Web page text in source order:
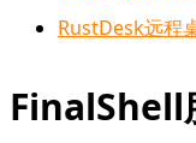
RustDesk远程
FinalShell